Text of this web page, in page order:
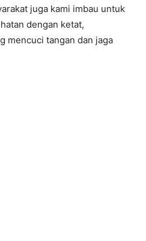
juga kami imbau untuk
dengan ketat,
mencuci tangan dan jaga